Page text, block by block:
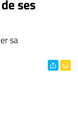
ses
sa